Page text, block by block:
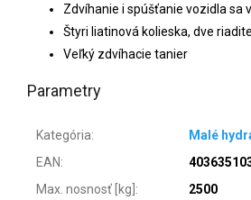
Zdvíhanie i spúšťanie vozidla sa
Štyri liatinová kolieska, dve
Veľký zdvíhacie tanier
Parametry
Kategória:
Malé
EAN:
Max. nosnosť [kg] :
2500